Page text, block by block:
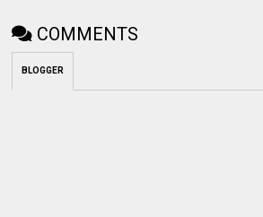
COMMENTS
BLOGGER